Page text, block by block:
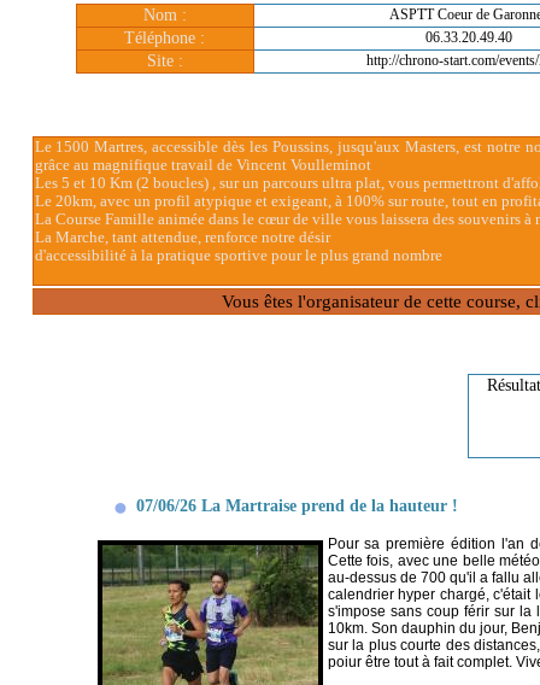
Nom : ASPTT Coeur de
Téléphone : 06.33.20.49.40
Site : http://chrono-start.com/
Le 1500 Martres, accessible dès les Poussins, jusqu'aux Masters, est
grâce au magnifique travail de Vincent Voulleminot
Les 5 et 10 Km (2 boucles) , sur un parcours ultra plat, vous permettront
Le 20km, avec un profil atypique et exigeant, à 100% sur route, tout en
La Course Famille animée dans le cœur de ville vous laissera des souvenirs à
La Marche, tant attendue, renforce notre désir
d'accessibilité à la pratique sportive pour le plus grand nombre
Vous êtes l'organisateur de cette course,
07/06/26 La Martraise prend de la hauteur !
Pour sa première édition l'an
Cette fois, avec une belle
au-dessus de 700 qu'il a fallu
calendrier hyper chargé,
s'impose sans coup férir sur
10km. Son dauphin du jour,
sur la plus courte des
poiur être tout à fait complet.